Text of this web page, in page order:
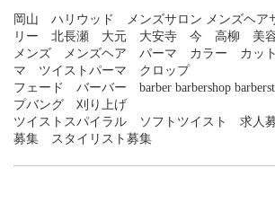
岡山 ハリウッド メンズサロン メンズヘア
リー 北長瀬 大元 大安寺 今 高柳 美容
メンズ メンズヘア パーマ カラー カッ
マ ツイストパーマ クロップ
フェード バーバー barber barbershop
プバング 刈り上げ
ツイストスパイラル ソフトツイスト 求人
募集 スタイリスト募集